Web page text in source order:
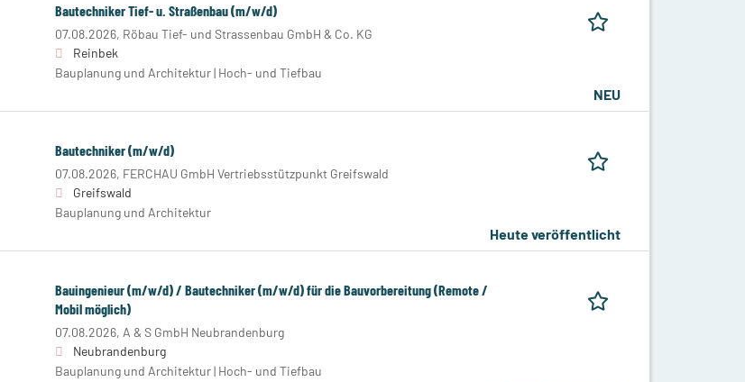
Bautechniker Tief- u. Straßenbau (m/w/d)
07.08.2026, Röbau Tief- und Strassenbau GmbH & Co. KG
Reinbek
Bauplanung und Architektur | Hoch- und Tiefbau
NEU
Bautechniker (m/w/d)
07.08.2026, FERCHAU GmbH Vertriebsstützpunkt Greifswald
Greifswald
Bauplanung und Architektur
Heute veröffentlicht
Bauingenieur (m/w/d) / Bautechniker (m/w/d) für die Bauvorbereitung (Remote /
Mobil möglich)
07.08.2026, A & S GmbH Neubrandenburg
Neubrandenburg
Bauplanung und Architektur | Hoch- und Tiefbau